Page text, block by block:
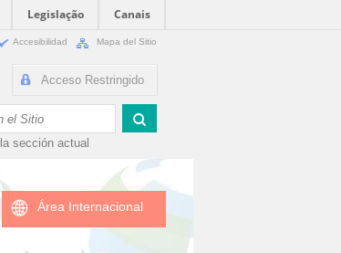
Legislação
Canais
Accesibilidad Mapa del Sitio
Acceso Restringido
sección actual
Área Internacional